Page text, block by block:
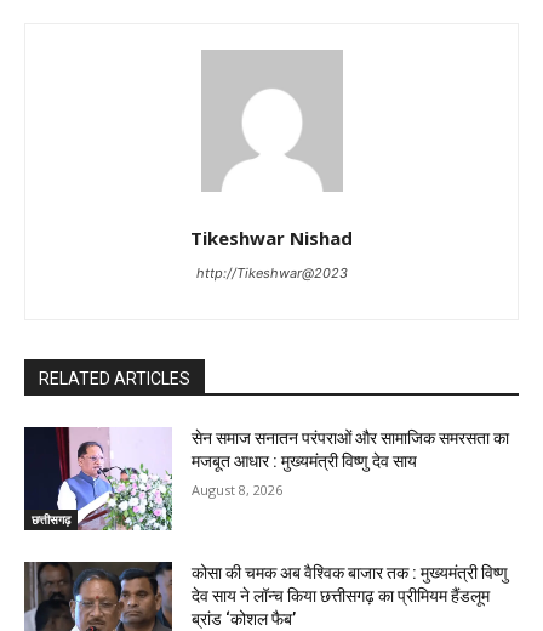
Tikeshwar Nishad
http://Tikeshwar@2023
RELATED ARTICLES
छत्तीसगढ़
सेन समाज सनातन परंपराओं और सामाजिक समरसता का
मजबूत आधार : मुख्यमंत्री विष्णु देव साय
August 8, 2026
कोसा की चमक अब वैश्विक बाजार तक : मुख्यमंत्री विष्णु
देव साय ने लॉन्च किया छत्तीसगढ़ का प्रीमियम हैंडलूम
ब्रांड ‘कोशल फैब’